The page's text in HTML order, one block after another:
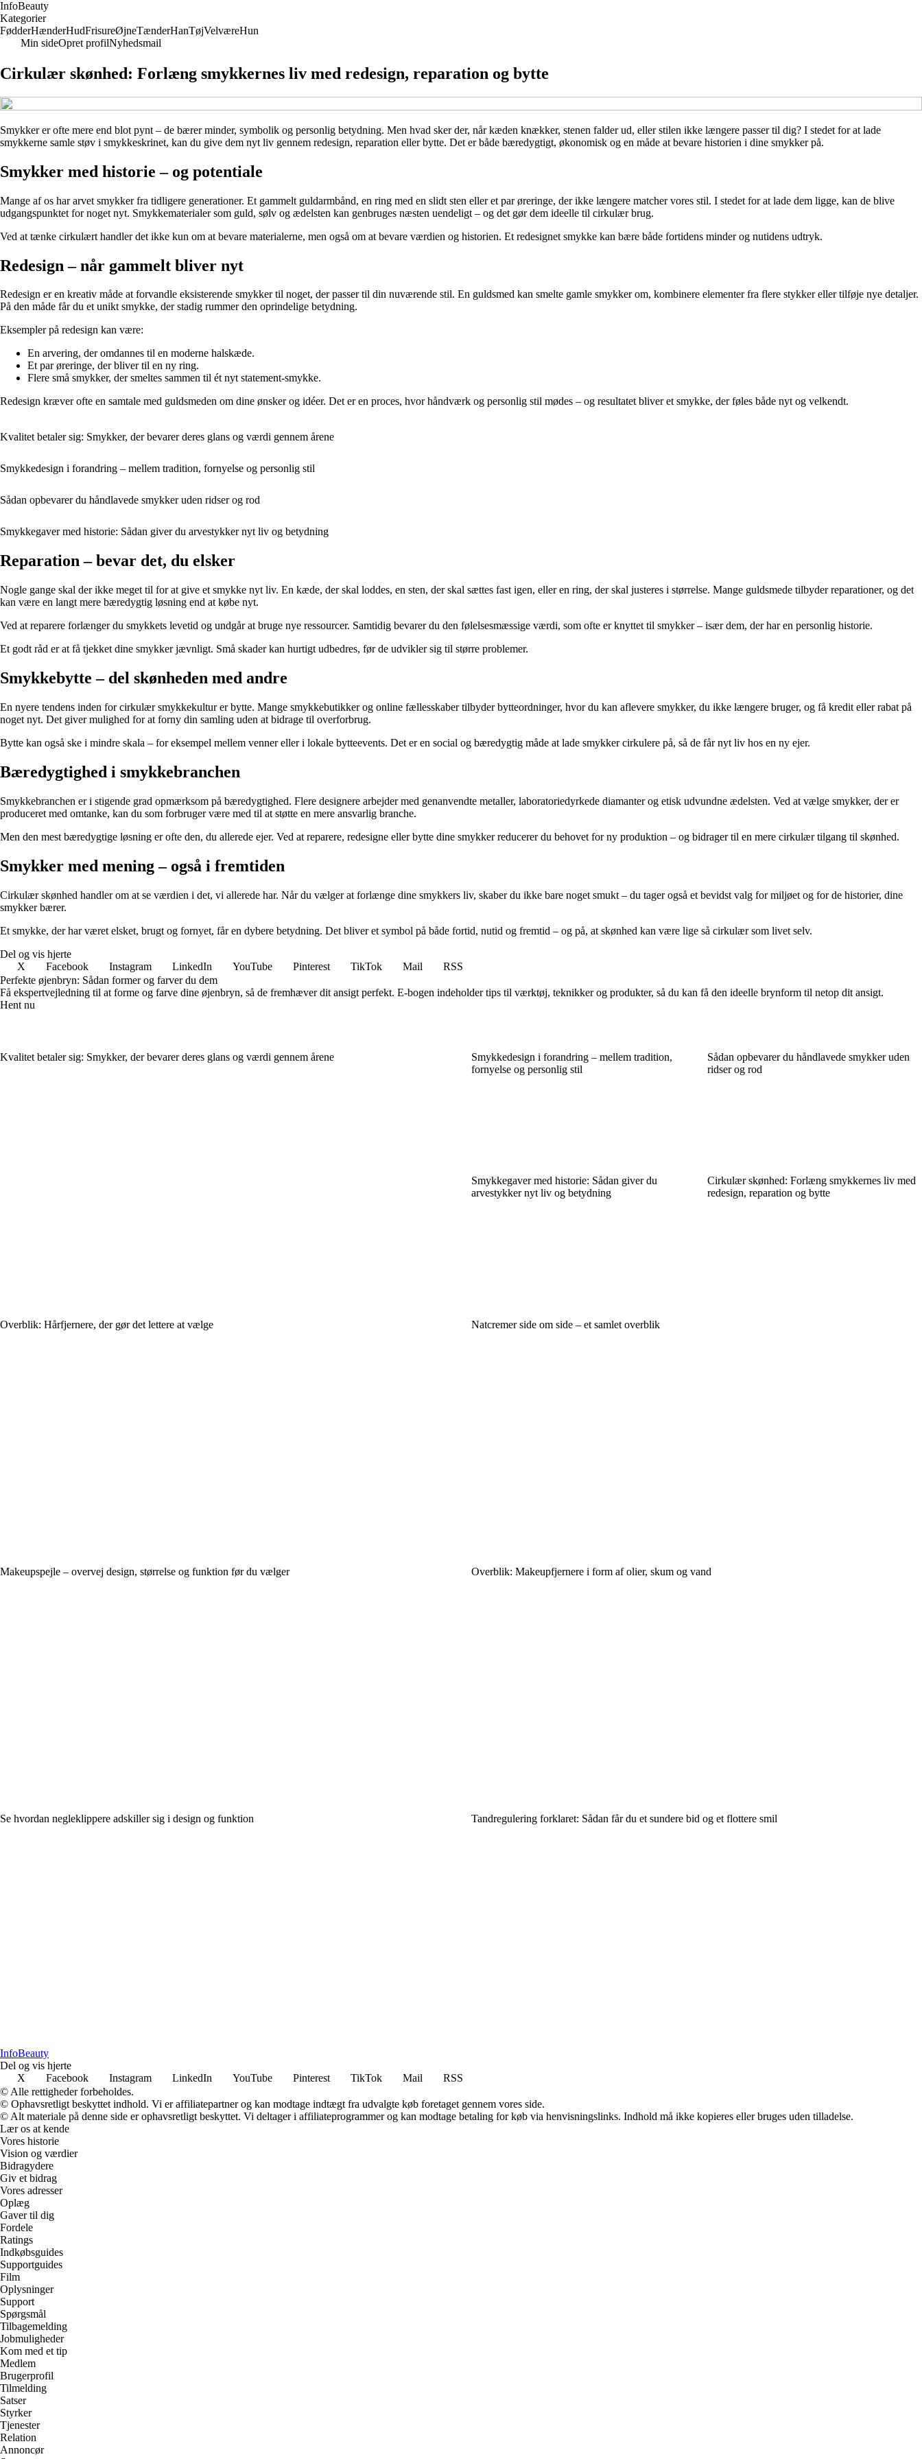
InfoBeauty
Kategorier
FødderHænderHudFrisureØjneTænderHanTøjVelværeHun
Min sideOpret profilNyhedsmail
Cirkulær skønhed: Forlæng smykkernes liv med redesign, reparation og bytte
Smykker er ofte mere end blot pynt – de bærer minder, symbolik og personlig betydning. Men hvad sker der, når kæden knækker, stenen falder ud, eller stilen ikke længere passer til dig? I stedet for at lade
smykkerne samle støv i smykkeskrinet, kan du give dem nyt liv gennem redesign, reparation eller bytte. Det er både bæredygtigt, økonomisk og en måde at bevare historien i dine smykker på.
Smykker med historie – og potentiale
Mange af os har arvet smykker fra tidligere generationer. Et gammelt guldarmbånd, en ring med en slidt sten eller et par øreringe, der ikke længere matcher vores stil. I stedet for at lade dem ligge, kan de blive
udgangspunktet for noget nyt. Smykkematerialer som guld, sølv og ædelsten kan genbruges næsten uendeligt – og det gør dem ideelle til cirkulær brug.
Ved at tænke cirkulært handler det ikke kun om at bevare materialerne, men også om at bevare værdien og historien. Et redesignet smykke kan bære både fortidens minder og nutidens udtryk.
Redesign – når gammelt bliver nyt
Redesign er en kreativ måde at forvandle eksisterende smykker til noget, der passer til din nuværende stil. En guldsmed kan smelte gamle smykker om, kombinere elementer fra flere stykker eller tilføje nye detaljer.
På den måde får du et unikt smykke, der stadig rummer den oprindelige betydning.
Eksempler på redesign kan være:
En arvering, der omdannes til en moderne halskæde.
Et par øreringe, der bliver til en ny ring.
Flere små smykker, der smeltes sammen til ét nyt statement-smykke.
Redesign kræver ofte en samtale med guldsmeden om dine ønsker og idéer. Det er en proces, hvor håndværk og personlig stil mødes – og resultatet bliver et smykke, der føles både nyt og velkendt.
Kvalitet betaler sig: Smykker, der bevarer deres glans og værdi gennem årene
Smykkedesign i forandring – mellem tradition, fornyelse og personlig stil
Sådan opbevarer du håndlavede smykker uden ridser og rod
Smykkegaver med historie: Sådan giver du arvestykker nyt liv og betydning
Reparation – bevar det, du elsker
Nogle gange skal der ikke meget til for at give et smykke nyt liv. En kæde, der skal loddes, en sten, der skal sættes fast igen, eller en ring, der skal justeres i størrelse. Mange guldsmede tilbyder reparationer, og det
kan være en langt mere bæredygtig løsning end at købe nyt.
Ved at reparere forlænger du smykkets levetid og undgår at bruge nye ressourcer. Samtidig bevarer du den følelsesmæssige værdi, som ofte er knyttet til smykker – især dem, der har en personlig historie.
Et godt råd er at få tjekket dine smykker jævnligt. Små skader kan hurtigt udbedres, før de udvikler sig til større problemer.
Smykkebytte – del skønheden med andre
En nyere tendens inden for cirkulær smykkekultur er bytte. Mange smykkebutikker og online fællesskaber tilbyder bytteordninger, hvor du kan aflevere smykker, du ikke længere bruger, og få kredit eller rabat på
noget nyt. Det giver mulighed for at forny din samling uden at bidrage til overforbrug.
Bytte kan også ske i mindre skala – for eksempel mellem venner eller i lokale bytteevents. Det er en social og bæredygtig måde at lade smykker cirkulere på, så de får nyt liv hos en ny ejer.
Bæredygtighed i smykkebranchen
Smykkebranchen er i stigende grad opmærksom på bæredygtighed. Flere designere arbejder med genanvendte metaller, laboratoriedyrkede diamanter og etisk udvundne ædelsten. Ved at vælge smykker, der er
produceret med omtanke, kan du som forbruger være med til at støtte en mere ansvarlig branche.
Men den mest bæredygtige løsning er ofte den, du allerede ejer. Ved at reparere, redesigne eller bytte dine smykker reducerer du behovet for ny produktion – og bidrager til en mere cirkulær tilgang til skønhed.
Smykker med mening – også i fremtiden
Cirkulær skønhed handler om at se værdien i det, vi allerede har. Når du vælger at forlænge dine smykkers liv, skaber du ikke bare noget smukt – du tager også et bevidst valg for miljøet og for de historier, dine
smykker bærer.
Et smykke, der har været elsket, brugt og fornyet, får en dybere betydning. Det bliver et symbol på både fortid, nutid og fremtid – og på, at skønhed kan være lige så cirkulær som livet selv.
Del og vis hjerte
X
Facebook Instagram LinkedIn YouTube Pinterest TikTok Mail
RSS
Perfekte øjenbryn: Sådan former og farver du dem
Få ekspertvejledning til at forme og farve dine øjenbryn, så de fremhæver dit ansigt perfekt. E-bogen indeholder tips til værktøj, teknikker og produkter, så du kan få den ideelle brynform til netop dit ansigt.
Hent nu
Kvalitet betaler sig: Smykker, der bevarer deres glans og værdi gennem årene
Smykkedesign i forandring – mellem tradition,
fornyelse og personlig stil
Sådan opbevarer du håndlavede smykker uden
ridser og rod
Smykkegaver med historie: Sådan giver du
arvestykker nyt liv og betydning
Cirkulær skønhed: Forlæng smykkernes liv med
redesign, reparation og bytte
Overblik: Hårfjernere, der gør det lettere at vælge Natcremer side om side – et samlet overblik
Makeupspejle – overvej design, størrelse og funktion før du vælger Overblik: Makeupfjernere i form af olier, skum og vand
Se hvordan negleklippere adskiller sig i design og funktion Tandregulering forklaret: Sådan får du et sundere bid og et flottere smil
InfoBeauty
Del og vis hjerte
X
Facebook Instagram LinkedIn YouTube Pinterest TikTok Mail
RSS
© Alle rettigheder forbeholdes.
© Ophavsretligt beskyttet indhold. Vi er affiliatepartner og kan modtage indtægt fra udvalgte køb foretaget gennem vores side.
© Alt materiale på denne side er ophavsretligt beskyttet. Vi deltager i affiliateprogrammer og kan modtage betaling for køb via henvisningslinks. Indhold må ikke kopieres eller bruges uden tilladelse.
Lær os at kende
Vores historie
Vision og værdier
Bidragydere
Giv et bidrag
Vores adresser
Oplæg
Gaver til dig
Fordele
Ratings
Indkøbsguides
Supportguides
Film
Oplysninger
Support
Spørgsmål
Tilbagemelding
Jobmuligheder
Kom med et tip
Medlem
Brugerprofil
Tilmelding
Satser
Styrker
Tjenester
Relation
Annoncør